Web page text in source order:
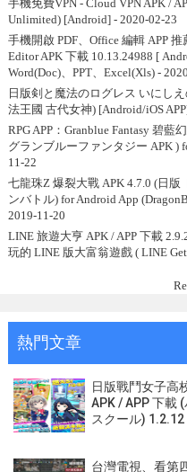
手機免費VPN - Cloud VPN APK /
Unlimited) [Android]- 2020-02-23
手機開啟 PDF、Office 編輯 APP 推
Editor APK 下載 10.13.24988 [
Word(Doc)、PPT、Excel(Xls)-
日版剣と魔法のログレス いにし
法王國 古代女神) [Android/iOS
RPG APP：Granblue Fantasy 碧藍
グランブルーファンタジー APK )
11-22
七龍珠Z 爆裂大戰 APK 4.7.0 (日版
ンバトル) for Android App
2019-11-20
LINE 旅遊大亨 APK / APP 下載
玩的 LINE 版大富翁遊戲 ( LINE
熱門文章
日版戰鬥女子高
APK / APP 下載
スクール)
台灣電視、看第